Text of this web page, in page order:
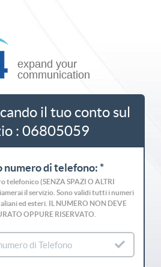
il tuo conto sul
: 06805059
numero di telefono: *
telefonico (SENZA SPAZI O ALTRI
il servizio. Sono validi tutti i numeri
ed esteri. IL NUMERO NON DEVE
OPPURE RISERVATO.